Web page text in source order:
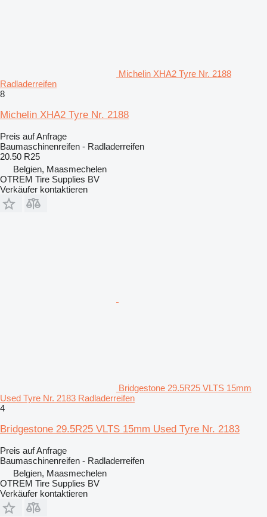
Michelin XHA2 Tyre Nr. 2188
Radladerreifen
8
Michelin XHA2 Tyre Nr. 2188
Preis auf Anfrage
Baumaschinenreifen - Radladerreifen
20.50 R25
Belgien, Maasmechelen
OTREM Tire Supplies BV
Verkäufer kontaktieren
Bridgestone 29.5R25 VLTS 15mm
Used Tyre Nr. 2183 Radladerreifen
4
Bridgestone 29.5R25 VLTS 15mm Used Tyre Nr. 2183
Preis auf Anfrage
Baumaschinenreifen - Radladerreifen
Belgien, Maasmechelen
OTREM Tire Supplies BV
Verkäufer kontaktieren